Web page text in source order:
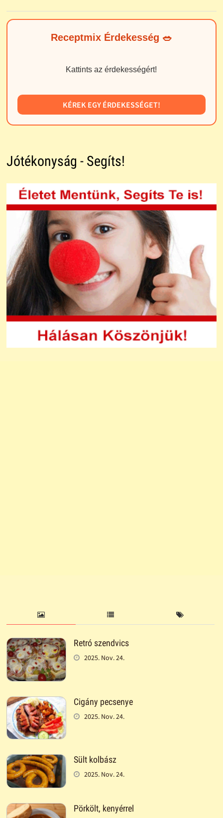
Receptmix Érdekesség 🥗
Kattints az érdekességért!
KÉREK EGY ÉRDEKESSÉGET!
Jótékonyság - Segíts!
Retró szendvics
2025. Nov. 24.
Cigány pecsenye
2025. Nov. 24.
Sült kolbász
2025. Nov. 24.
Pörkölt, kenyérrel